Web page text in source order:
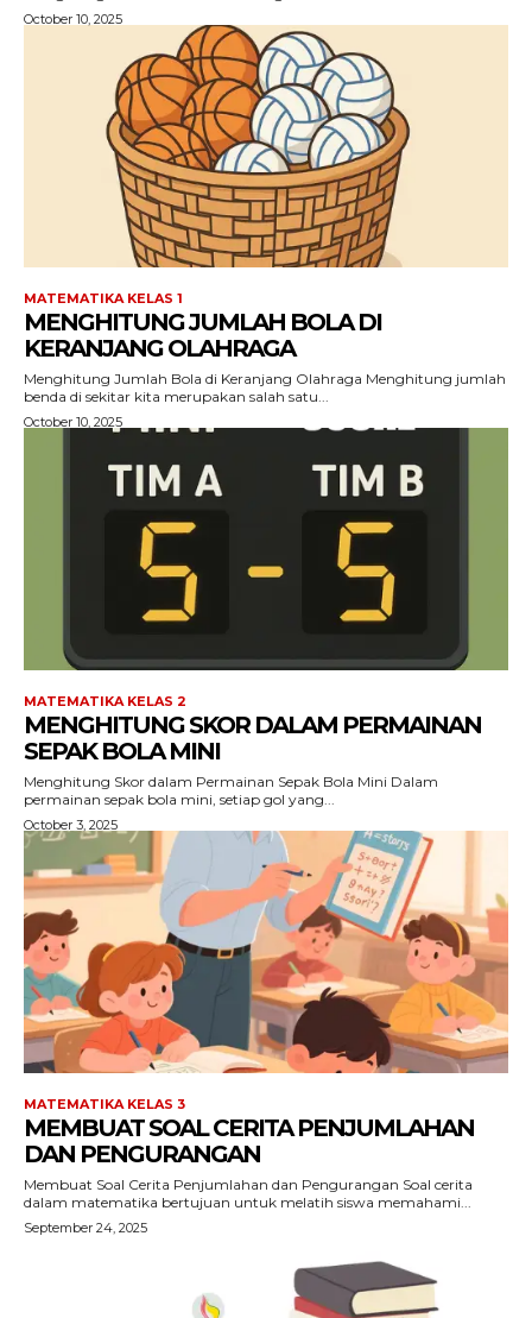
October 10, 2025
MATEMATIKA KELAS 1
MENGHITUNG JUMLAH BOLA DI
KERANJANG OLAHRAGA
Menghitung Jumlah Bola di Keranjang Olahraga Menghitung jumlah
benda di sekitar kita merupakan salah satu...
October 10, 2025
MATEMATIKA KELAS 2
MENGHITUNG SKOR DALAM PERMAINAN
SEPAK BOLA MINI
Menghitung Skor dalam Permainan Sepak Bola Mini Dalam
permainan sepak bola mini, setiap gol yang...
October 3, 2025
MATEMATIKA KELAS 3
MEMBUAT SOAL CERITA PENJUMLAHAN
DAN PENGURANGAN
Membuat Soal Cerita Penjumlahan dan Pengurangan Soal cerita
dalam matematika bertujuan untuk melatih siswa memahami...
September 24, 2025